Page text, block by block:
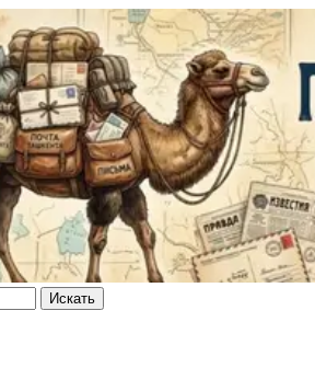
Искать